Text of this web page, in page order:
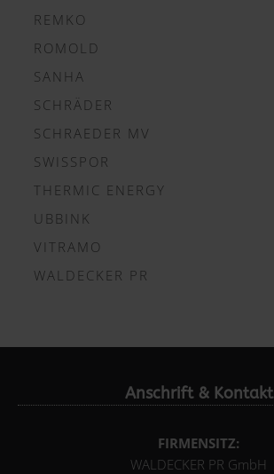
REMKO
ROMOLD
SANHA
SCHRÄDER
SCHRAEDER MV
SWISSPOR
THERMIC ENERGY
UBBINK
VITRAMO
WALDECKER PR
Anschrift & Kontakt
FIRMENSITZ:
WALDECKER PR GmbH